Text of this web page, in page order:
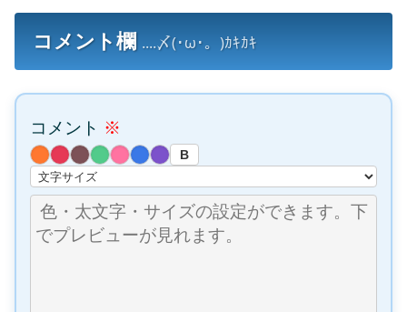
コメント欄 ....〆(･ω･。)ｶｷｶｷ
コメント ※
B